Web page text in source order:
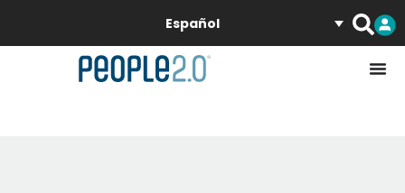
Español